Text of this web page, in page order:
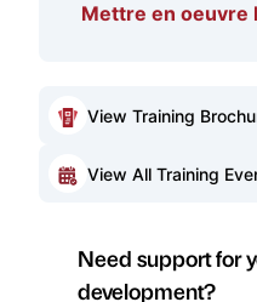
Mettre en oeuvre
View Training
View All Training
Need support for
development?